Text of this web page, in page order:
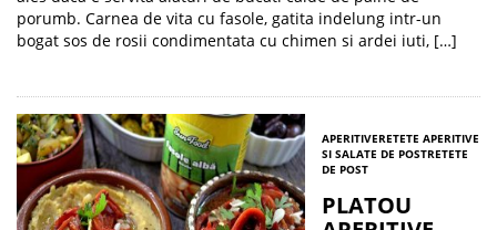
porumb. Carnea de vita cu fasole, gatita indelung intr-un
bogat sos de rosii condimentata cu chimen si ardei iuti, […]
APERITIVERETETE APERITIVE
SI SALATE DE POSTRETETE
DE POST
PLATOU